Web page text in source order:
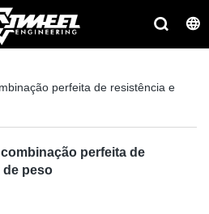
perfeita de resistência e
perfeita de
de peso